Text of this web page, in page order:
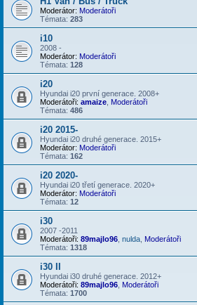
Moderátor: Moderátoři
Témata: 283
i10
2008 -
Moderátor: Moderátoři
Témata: 128
i20
Hyundai i20 první generace. 2008+
Moderátoři: amaize Moderátoři
Témata: 486
i20 2015-
Hyundai i20 druhé generace. 2015+
Moderátor: Moderátoři
Témata: 162
i20 2020-
Hyundai i20 třetí generace. 2020+
Moderátor: Moderátoři
Témata: 12
i30
2007 -2011
Moderátoři: 89majlo96 nulda Moderátoři
Témata: 1318
i30 II
Hyundai i30 druhé generace. 2012+
Moderátoři: 89majlo96 Moderátoři
Témata: 1700